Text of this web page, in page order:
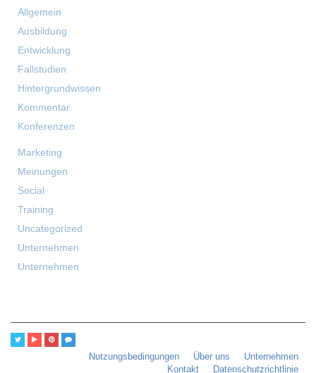
Allgemein
Ausbildung
Entwicklung
Fallstudien
Hintergrundwissen
Kommentar
Konferenzen
Marketing
Meinungen
Social
Training
Uncategorized
Unternehmen
Unternehmen
Unternehmen
Über uns
Nutzungsbedingungen
Datenschutzrichtlinie
Kontakt